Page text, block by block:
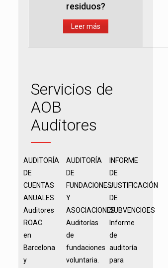
residuos?
Leer más
Servicios de
AOB
Auditores
AUDITORÍA
DE
CUENTAS
ANUALES
Auditores
ROAC
en
Barcelona
y
AUDITORÍA
DE
FUNDACIONES
Y
ASOCIACIONES
Auditorías
de
fundaciones
voluntaria.
INFORME
DE
JUSTIFICACIÓN
DE
SUBVENCIOES
Informe
de
auditoría
para